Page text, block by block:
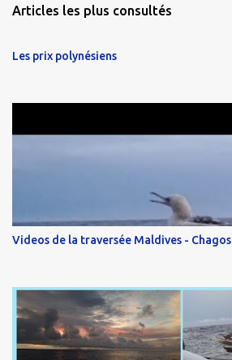
Articles les plus consultés
Les prix polynésiens
Videos de la traversée Maldives - Chagos